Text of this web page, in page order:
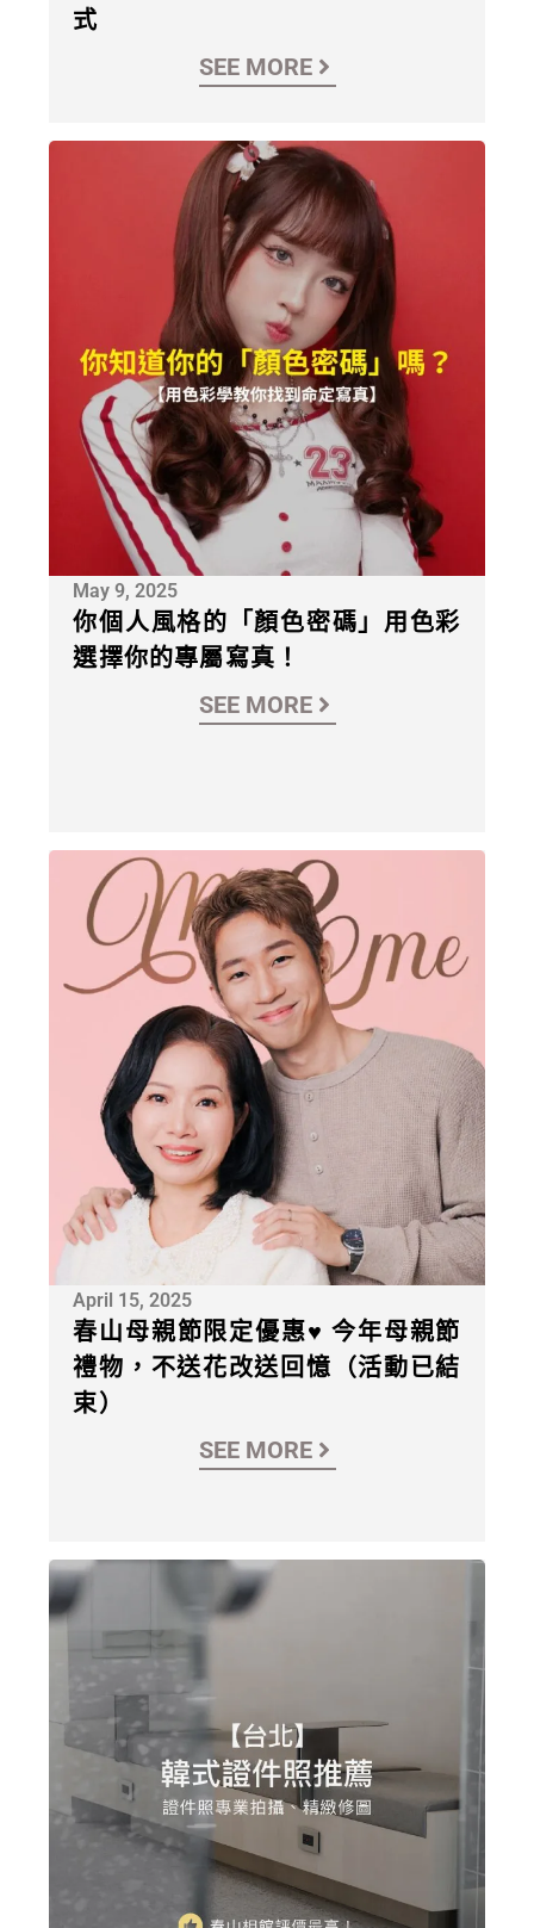
式
SEE MORE
May 9, 2025
你個人風格的「顏色密碼」用色彩
選擇你的專屬寫真！
SEE MORE
April 15, 2025
春山母親節限定優惠♥ 今年母親節
禮物，不送花改送回憶（活動已結
束）
SEE MORE